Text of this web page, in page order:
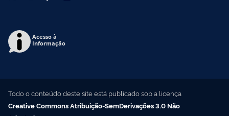
Acesso à
Informação
Todo o conteúdo deste site está publicado sob a licença
Creative Commons Atribuição-SemDerivações 3.0 Não